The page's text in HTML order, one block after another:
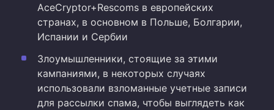
AceCryptor+Rescoms в европейских
странах, в основном в Польше, Болгарии,
Испании и Сербии
Злоумышленники, стоящие за этими
кампаниями, в некоторых случаях
использовали взломанные учетные записи
для рассылки спама, чтобы выглядеть как